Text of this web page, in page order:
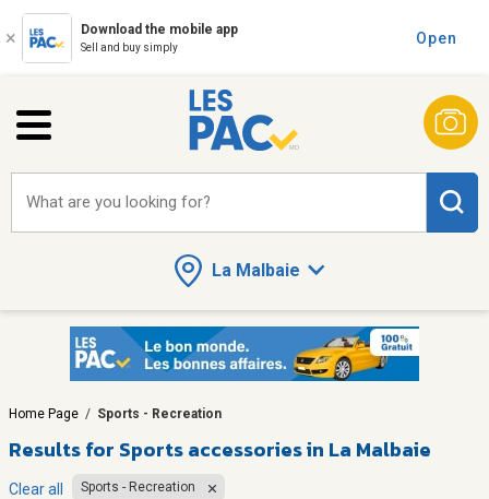
Download the mobile app
Sell and buy simply
Open
La Malbaie
What are you looking for?
Home Page / Sports - Recreation
Results for Sports accessories in La Malbaie
Clear all Sports - Recreation